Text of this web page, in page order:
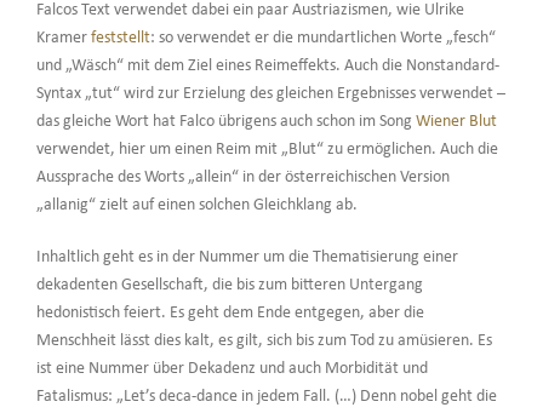
Falcos Text verwendet dabei ein paar Austriazismen, wie Ulrike
Kramer feststellt: so verwendet er die mundartlichen Worte „fesch“
und „Wäsch“ mit dem Ziel eines Reimeffekts. Auch die Nonstandard-
Syntax „tut“ wird zur Erzielung des gleichen Ergebnisses verwendet –
das gleiche Wort hat Falco übrigens auch schon im Song Wiener Blut
verwendet, hier um einen Reim mit „Blut“ zu ermöglichen. Auch die
Aussprache des Worts „allein“ in der österreichischen Version
„allanig“ zielt auf einen solchen Gleichklang ab.
Inhaltlich geht es in der Nummer um die Thematisierung einer
dekadenten Gesellschaft, die bis zum bitteren Untergang
hedonistisch feiert. Es geht dem Ende entgegen, aber die
Menschheit lässt dies kalt, es gilt, sich bis zum Tod zu amüsieren. Es
ist eine Nummer über Dekadenz und auch Morbidität und
Fatalismus: „Let’s deca-dance in jedem Fall. (…) Denn nobel geht die